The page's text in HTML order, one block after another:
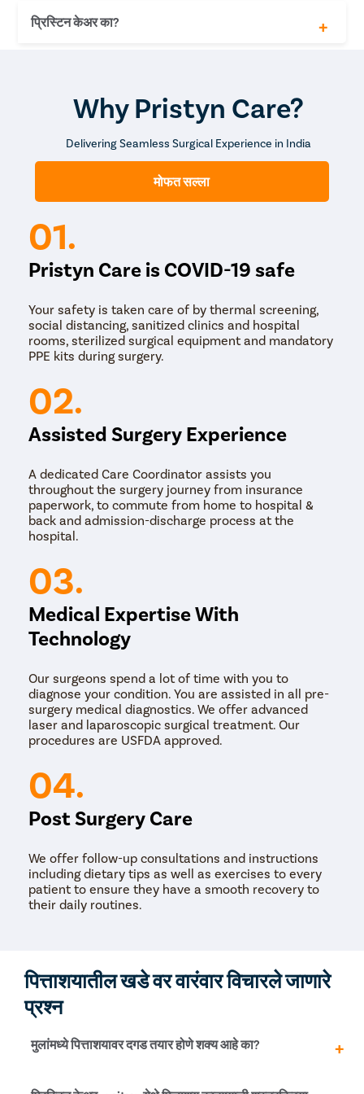
तामिळमध्ये
पित्ताशयाचा
बंगालीमध्ये पित्ताशयाचा दगड- পিট্ত্র প্র্র
पित्ताशयाचा दाह
सामान्य पित्त नलिकाचा अडथळा
प्रिस्टिन केअर का?
दाव्यासह
100%
लॅप्रोस्कोपिक
प्रगत
पेमेंट
पर्याय
चाचण्यांवर
सूट
शस्त्रक्रियेनंतर मोफत पाठपुरावाTreatment
Why Pristyn Care?
Delivering Seamless Surgical Experience in India
मोफत सल्ला
01.
Pristyn Care is COVID-19 safe
Your safety is taken care of by thermal screening,
social distancing, sanitized clinics and hospital
rooms, sterilized surgical equipment and mandatory
PPE kits during surgery.
02.
Assisted Surgery Experience
A dedicated Care Coordinator assists you
throughout the surgery journey from insurance
paperwork, to commute from home to hospital &
back and admission-discharge process at the
hospital.
03.
Medical Expertise With
Technology
Our surgeons spend a lot of time with you to
diagnose your condition. You are assisted in all pre-
surgery medical diagnostics. We offer advanced
laser and laparoscopic surgical treatment. Our
procedures are USFDA approved.
04.
Post Surgery Care
We offer follow-up consultations and instructions
including dietary tips as well as exercises to every
patient to ensure they have a smooth recovery to
their daily routines.
पित्ताशयातील खडे वर वारंवार विचारले जाणारे
प्रश्न
मुलांमध्ये पित्ताशयावर दगड तयार होणे शक्य आहे का?